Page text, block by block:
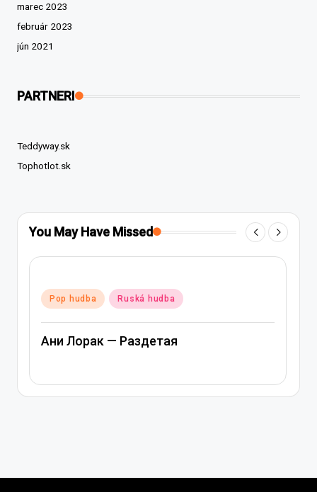
marec 2023
február 2023
jún 2021
PARTNERI
Teddyway.sk
Tophotlot.sk
You May Have Missed
Posted
Pop hudba Ruská hudba
Ани Лорак — Раздетая